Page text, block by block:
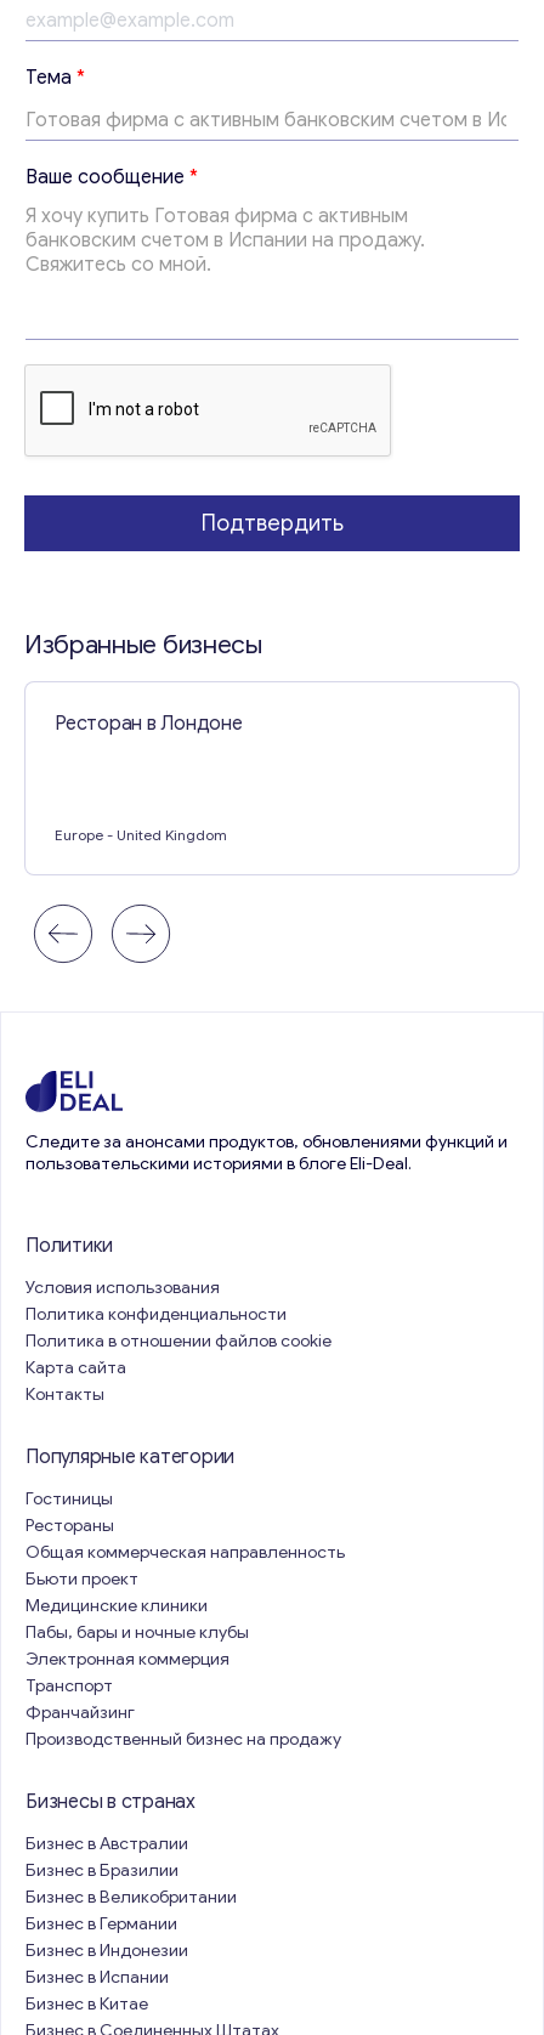
ближайшее время.
Email
Ваши комментарии
Свяжитесь со мной
Тема *
с
о
о
б
щ
и
е
а
а
Ваше сообщение *
Подтвердить
Избранные бизнесы
Ресторан в Лондоне
Europe - United Kingdom
Следите за анонсами продуктов, обновлениями функций и
пользовательскими историями в блоге Eli-Deal.
Политики
Условия использования
Политика конфиденциальности
Политика в отношении файлов cookie
Карта сайта
Контакты
Популярные категории
Гостиницы
Рестораны
Общая коммерческая направленность
Бьюти проект
Медицинские клиники
Пабы, бары и ночные клубы
Электронная коммерция
Транспорт
Франчайзинг
Производственный бизнес на продажу
Бизнесы в странах
Бизнес в Австралии
Бизнес в Бразилии
Бизнес в Великобритании
Бизнес в Германии
Бизнес в Индонезии
Бизнес в Испании
Бизнес в Китае
Бизнес в Соединенных Штатах